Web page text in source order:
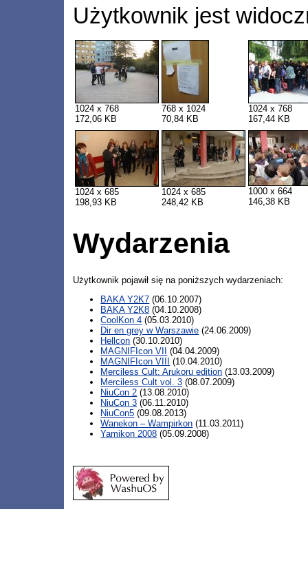
Użytkownik jest
1024 x 768
172,06 KB
768 x 1024
70,84 KB
1024 x 768
167,44 KB
1024 x 685
198,93 KB
1024 x 685
248,42 KB
1000 x 664
146,38 KB
Wydarzenia
Użytkownik pojawił się na poniższych wydarzeniach:
BAKA Y2K7 (06.10.2007)
BAKA Y2K8 (04.10.2008)
CoolKon 4 (05.03.2010)
Dir en grey w Warszawie (24.06.2009)
Hellcon (30.10.2010)
MAGNIFIcon VII
(04.04.2009)
MAGNIFIcon VIII
(10.04.2010)
Merciless Cult: Arukoru edition (13.03.2009)
Merciless Cult vol. 3 (08.07.2009)
NiuCon 2 (13.08.2010)
NiuCon 3 (06.11.2010)
NiuCon5 (09.08.2013)
Wanekon – Wampirkon (11.03.2011)
Yamikon 2008 (05.09.2008)